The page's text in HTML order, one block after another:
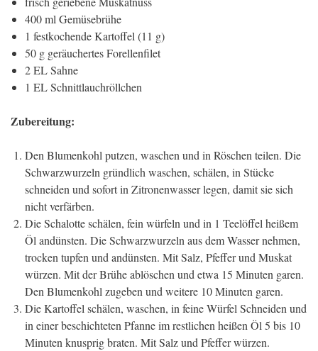
400 ml Gemüsebrühe
1 festkochende Kartoffel (11 g)
50 g geräuchertes Forellenfilet
2 EL Sahne
1 EL Schnittlauchröllchen
Zubereitung:
Den Blumenkohl putzen, waschen und in Röschen teilen. Die
Schwarzwurzeln gründlich waschen, schälen, in Stücke
schneiden und sofort in Zitronenwasser legen, damit sie sich
nicht verfärben.
Die Schalotte schälen, fein würfeln und in 1 Teelöffel heißem
Öl andünsten. Die Schwarzwurzeln aus dem Wasser nehmen,
trocken tupfen und andünsten. Mit Salz, Pfeffer und Muskat
würzen. Mit der Brühe ablöschen und etwa 15 Minuten garen.
Den Blumenkohl zugeben und weitere 10 Minuten garen.
Die Kartoffel schälen, waschen, in feine Würfel Schneiden und
in einer beschichteten Pfanne im restlichen heißen Öl 5 bis 10
Minuten knusprig braten. Mit Salz und Pfeffer würzen.